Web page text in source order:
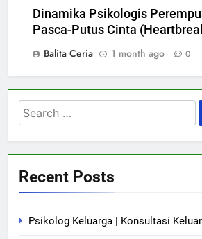
Dinamika Psikologis
Pasca-Putus Cinta
Balita Ceria
1 month ago 0
Search
for:
Recent Posts
Psikolog Keluarga | Konsultasi